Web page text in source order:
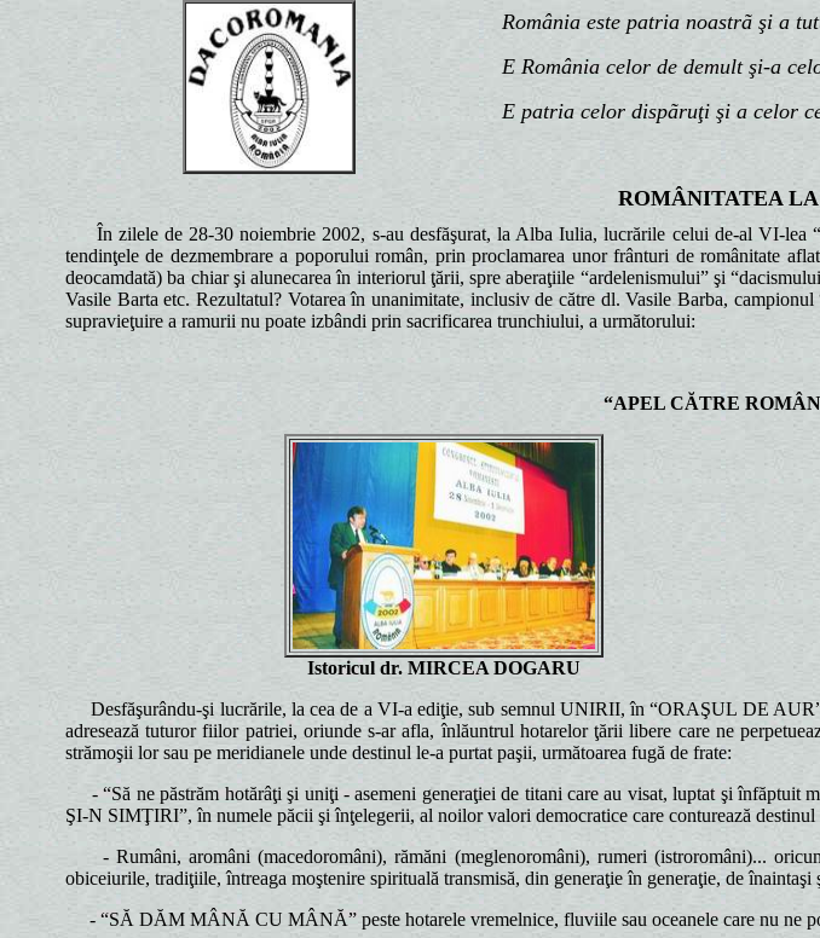
România este patria noastrã şi a
E România celor de demult şi-a
E patria celor dispãruţi şi a celor
ROMÂNITATEA
În zilele de 28-30 noiembrie 2002, s-au desfăşurat, la Alba Iulia, lucrările celui de-al VI-lea
tendinţele de dezmembrare a poporului român, prin proclamarea unor frânturi de românitate
deocamdată) ba chiar şi alunecarea în interiorul ţării, spre aberaţiile “ardelenismului” şi
Vasile Barta etc. Rezultatul? Votarea în unanimitate, inclusiv de către dl. Vasile Barba,
supravieţuire a ramurii nu poate izbândi prin sacrificarea trunchiului, a următorului:
“APEL CĂTRE
Istoricul dr. MIRCEA DOGARU
Desfăşurându-şi lucrările, la cea de a VI-a ediţie, sub semnul UNIRII, în “ORAŞUL DE
adresează tuturor fiilor patriei, oriunde s-ar afla, înlăuntrul hotarelor ţării libere care ne
strămoşii lor sau pe meridianele unde destinul le-a purtat paşii, următoarea fugă de frate:
- “Să ne păstrăm hotărâţi şi uniţi - asemeni generaţiei de titani care au visat, luptat şi
ŞI-N SIMŢIRI”, în numele păcii şi înţelegerii, al noilor valori democratice care conturează
- Rumâni, aromâni (macedoromâni), rămăni (meglenoromâni), rumeri (istroromâni)...
obiceiurile, tradiţiile, întreaga moştenire spirituală transmisă, din generaţie în generaţie, de
- “SĂ DĂM MÂNĂ CU MÂNĂ” peste hotarele vremelnice, fluviile sau oceanele care nu ne